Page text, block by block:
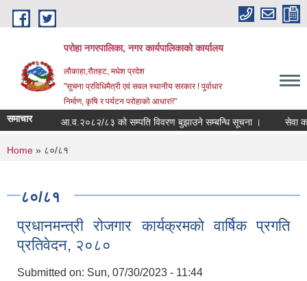
Skip to main content
परोहा नगरपालिका, नगर कार्यपालिकाको कार्यालय
लौकाहा,रौतहट, मधेश प्रदेश
"सुचना प्रविधिमैत्री एवं सवल स्थानीय सरकार ! पुर्वाधार
निर्माण, कृषि र पर्यटन परोहाको आधार!!"
समाचार आ.व.२०८२/८३ को सम्पति विवरण बुझाउने सम्बन्धि सूचना । सेवा
You are here
Home » ८०/८१
८०/८१
प्रधानमन्त्री रोजगार कार्यक्रमको वार्षिक प्रगति
प्रतिवेदन, २०८०
Submitted on: Sun, 07/30/2023 - 11:44